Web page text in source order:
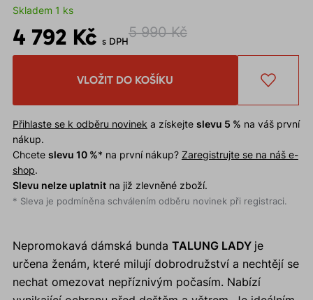
Skladem 1 ks
4 792 Kč s DPH
5 990 Kč
VLOŽIT DO KOŠÍKU
Přihlaste se k odběru novinek a získejte slevu 5 % na váš první
nákup.
Chcete slevu 10 %* na první nákup? Zaregistrujte se na náš e-
shop.
Slevu nelze uplatnitna již zlevněné zboží.
* Sleva je podmíněna schválením odběru novinek při registraci.
Nepromokavá dámská bunda TALUNG LADY je
určena ženám, které milují dobrodružství a nechtějí se
nechat omezovat nepříznivým počasím. Nabízí